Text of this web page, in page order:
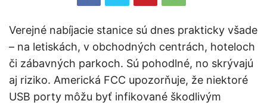
Verejné nabíjacie stanice sú dnes prakticky všade
– na letiskách, v obchodných centrách, hoteloch
či zábavných parkoch. Sú pohodlné, no skrývajú
aj riziko. Americká FCC upozorňuje, že niektoré
USB porty môžu byť infikované škodlivým